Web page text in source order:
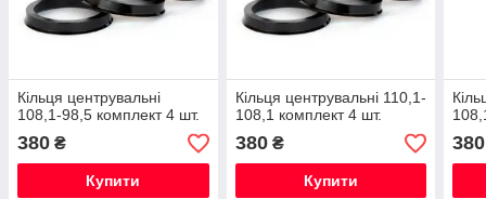
Кільця центрувальні
108,1-98,5 комплект 4 шт.
380 ₴
Купити
Кільця центрувальні 110,1-
108,1 комплект 4 шт.
380₴
Купити
380